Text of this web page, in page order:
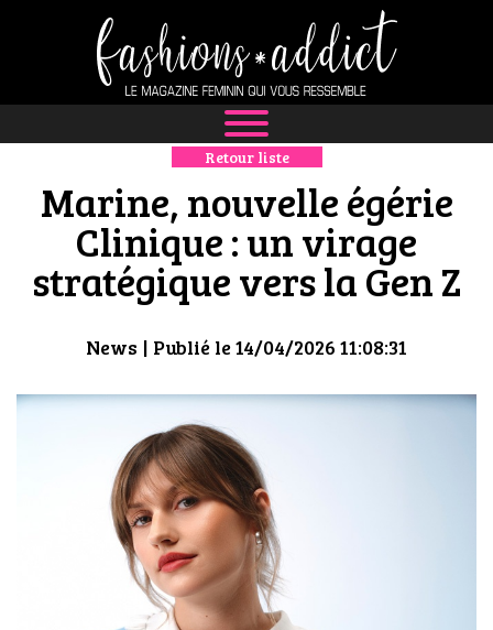
NEWS
MODE
LUXE
DÉFILÉS
BOUTIQUE
CULTURE
HIGH TECH
MAISON
AUTO
Retour liste
Marine, nouvelle égérie
Clinique : un virage
stratégique vers la Gen Z
News | Publié le 14/04/2026 11:08:31